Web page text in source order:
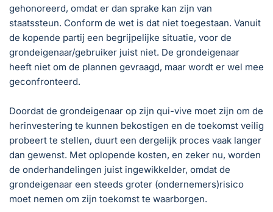
gehonoreerd, omdat er dan sprake kan zijn van
staatssteun. Conform de wet is dat niet toegestaan. Vanuit
de kopende partij een begrijpelijke situatie, voor de
grondeigenaar/gebruiker juist niet. De grondeigenaar
heeft niet om de plannen gevraagd, maar wordt er wel mee
geconfronteerd.
Doordat de grondeigenaar op zijn qui-vive moet zijn om de
herinvestering te kunnen bekostigen en de toekomst veilig
probeert te stellen, duurt een dergelijk proces vaak langer
dan gewenst. Met oplopende kosten, en zeker nu, worden
de onderhandelingen juist ingewikkelder, omdat de
grondeigenaar een steeds groter (ondernemers)risico
moet nemen om zijn toekomst te waarborgen.